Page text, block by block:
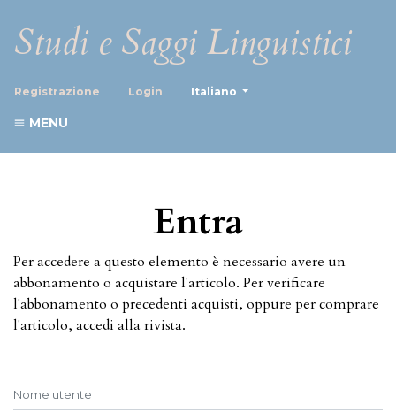
Studi e Saggi Linguistici
Registrazione Login Italiano
MENU
Entra
Per accedere a questo elemento è necessario avere un
abbonamento o acquistare l'articolo. Per verificare
l'abbonamento o precedenti acquisti, oppure per comprare
l'articolo, accedi alla rivista.